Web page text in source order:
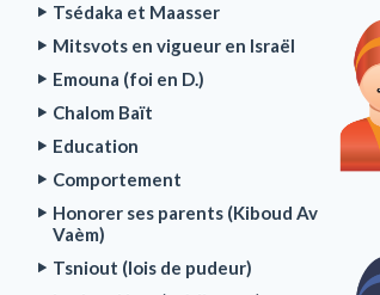
Tsédaka et Maasser
Mitsvots en vigueur en Israël
Emouna (foi en D.)
Chalom Baït
Education
Comportement
Honorer ses parents (Kiboud Av
Vaèm)
Tsniout (lois de pudeur)